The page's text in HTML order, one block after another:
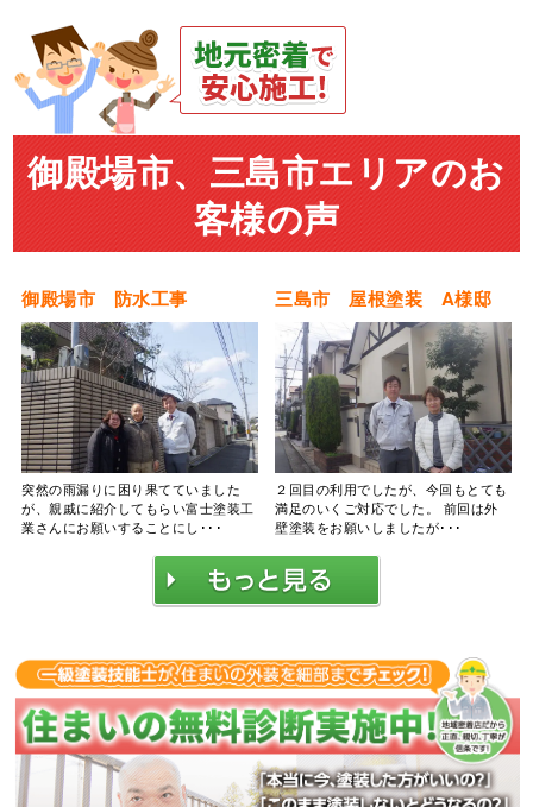
御殿場市、三島市エリアのお
客様の声
御殿場市 防水工事
突然の雨漏りに困り果てていました
が、親戚に紹介してもらい富士塗装工
業さんにお願いすることにし･･･
三島市 屋根塗装 A様邸
２回目の利用でしたが、今回もとても
満足のいくご対応でした。 前回は外
壁塗装をお願いしましたが･･･